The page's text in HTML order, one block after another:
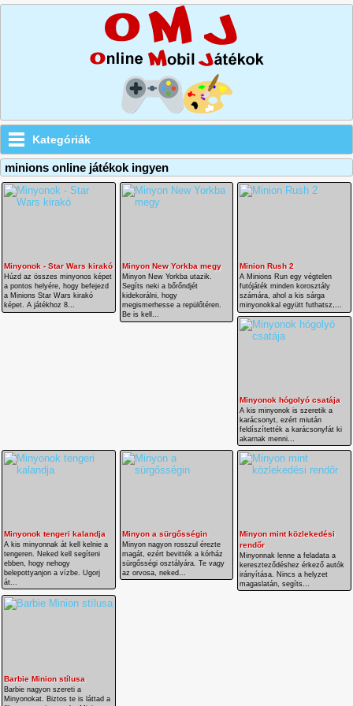
Kategóriák
minions online játékok ingyen
Minyonok - Star Wars kirakó
Húzd az összes minyonos képet
a pontos helyére, hogy befejezd
a Minions Star Wars kirakó
képet. A játékhoz 8...
Minyon New Yorkba megy
Minyon New Yorkba utazik.
Segíts neki a bőrőndjét
kidekorálni, hogy
megismerhesse a repülőtéren.
Be is kell...
Minion Rush 2
A Minions Run egy végtelen
futójáték minden korosztály
számára, ahol a kis sárga
minyonokkal együtt futhatsz,...
Minyonok hógolyó csatája
A kis minyonok is szeretik a
karácsonyt, ezért miután
feldíszítették a karácsonyfát ki
akarnak menni...
Minyonok tengeri kalandja
A kis minyonnak át kell kelnie a
tengeren. Neked kell segíteni
ebben, hogy nehogy
belepottyanjon a vízbe. Ugorj
át...
Minyon a sürgősségin
Minyon nagyon rosszul érezte
magát, ezért bevitték a kórház
sürgősségi osztályára. Te vagy
az orvosa, neked...
Minyon mint közlekedési
rendőr
Minyonnak lenne a feladata a
kereszteződéshez érkező autók
irányítása. Nincs a helyzet
magaslatán, segíts...
Barbie Minion stílusa
Barbie nagyon szereti a
Minyonokat. Biztos te is láttad a